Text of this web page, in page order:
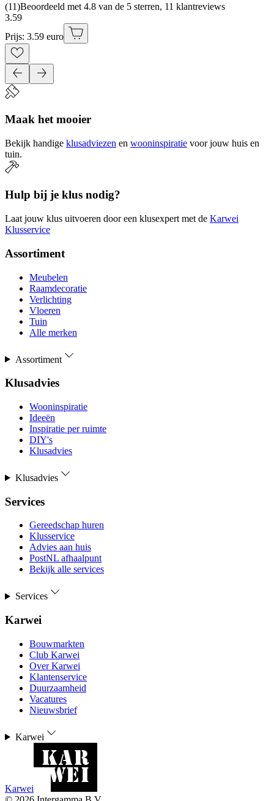
(11)Beoordeeld met 4.8 van de 5 sterren, 11 klantreviews
3.59
Prijs: 3.59 euro
Maak het mooier
Bekijk handige klusadviezen en wooninspiratie voor jouw huis en
tuin.
Hulp bij je klus nodig?
Laat jouw klus uitvoeren door een klusexpert met de Karwei
Klusservice
Assortiment
Meubelen
Raamdecoratie
Verlichting
Vloeren
Tuin
Alle merken
Assortiment
Klusadvies
Wooninspiratie
Ideeën
Inspiratie per ruimte
DIY's
Klusadvies
Klusadvies
Services
Gereedschap huren
Klusservice
Advies aan huis
PostNL afhaalpunt
Bekijk alle services
Services
Karwei
Bouwmarkten
Club Karwei
Over Karwei
Klantenservice
Duurzaamheid
Vacatures
Nieuwsbrief
Karwei
Karwei